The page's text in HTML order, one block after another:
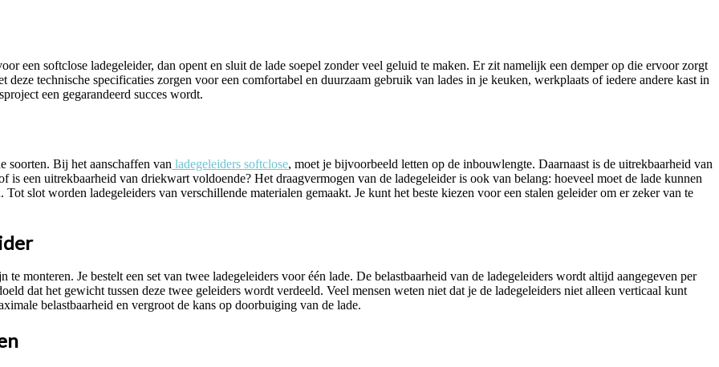
een softclose ladegeleider, dan opent en sluit de lade soepel zonder veel geluid te maken. Er zit namelijk een demper op die ervoor zorgt
technische specificaties zorgen voor een comfortabel en duurzaam gebruik van lades in je keuken, werkplaats of iedere andere kast in
een gegarandeerd succes wordt.
soorten. Bij het aanschaffen van ladegeleiders softclose, moet je bijvoorbeeld letten op de inbouwlengte. Daarnaast is de uitrekbaarheid van
een uitrekbaarheid van driekwart voldoende? Het draagvermogen van de ladegeleider is ook van belang: hoeveel moet de lade kunnen
slot worden ladegeleiders van verschillende materialen gemaakt. Je kunt het beste kiezen voor een stalen geleider om er zeker van te
monteren. Je bestelt een set van twee ladegeleiders voor één lade. De belastbaarheid van de ladegeleiders wordt altijd aangegeven per
dat het gewicht tussen deze twee geleiders wordt verdeeld. Veel mensen weten niet dat je de ladegeleiders niet alleen verticaal kunt
belastbaarheid en vergroot de kans op doorbuiging van de lade.